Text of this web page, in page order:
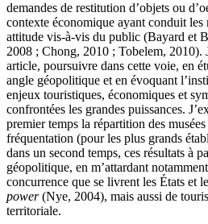
demandes de restitution d’objets ou
contexte économique ayant conduit les
attitude vis-à-vis du public (Bayard et
2008 ; Chong, 2010 ; Tobelem, 2010).
article, poursuivre dans cette voie, en
angle géopolitique et en évoquant
enjeux touristiques, économiques et
confrontées les grandes puissances.
premier temps la répartition des
fréquentation (pour les plus grands
dans un second temps, ces résultats à
géopolitique, en m’attardant
concurrence que se livrent les États et
power(Nye, 2004), mais aussi de
territoriale.